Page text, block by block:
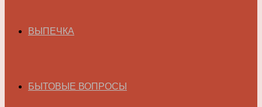
ВЫПЕЧКА
БЫТОВЫЕ ВОПРОСЫ